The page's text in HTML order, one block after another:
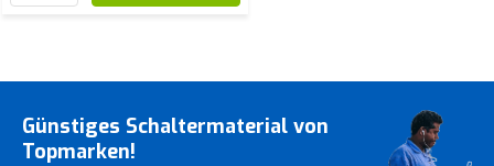
Günstiges Schaltermaterial von
Topmarken!